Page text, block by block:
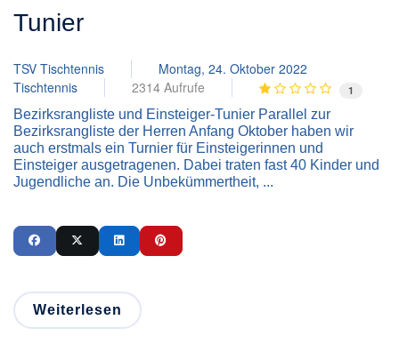
Tunier
TSV Tischtennis
Montag, 24. Oktober 2022
Tischtennis
2314 Aufrufe 1
Bezirksrangliste und Einsteiger-Tunier Parallel zur
Bezirksrangliste der Herren Anfang Oktober haben wir
auch erstmals ein Turnier für Einsteigerinnen und
Einsteiger ausgetragenen. Dabei traten fast 40 Kinder und
Jugendliche an. Die Unbekümmertheit, ...
Weiterlesen